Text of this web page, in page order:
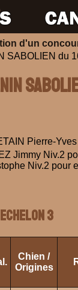
d'un
SABOLIEN du
Pierre-
Jimmy Niv.2
Niv.2 pour
ECHELON 3
Chien /
Origines